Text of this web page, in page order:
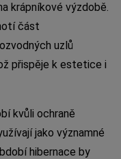
krápníkové výzdobě.
část
uzlů
přispěje k estetice i
kvůli ochraně
jako významné
hibernace by